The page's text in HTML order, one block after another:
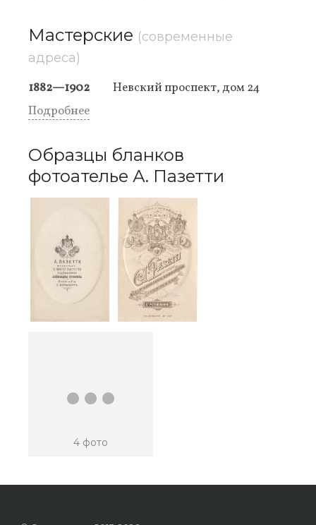
Мастерские (современные
адреса)
1882—1902
Невский проспект, дом 24
Подробнее
Образцы бланков
фотоателье А. Пазетти
...
4 фото